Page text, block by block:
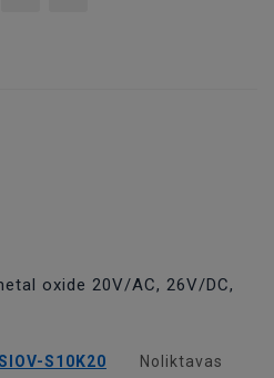
oxide 20V/AC, 26V/DC,
S10K20
Noliktavas